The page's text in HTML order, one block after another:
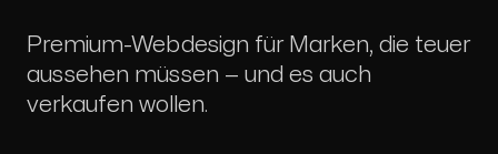
Premium-Webdesign für Marken, die teuer
aussehen müssen — und es auch
verkaufen wollen.